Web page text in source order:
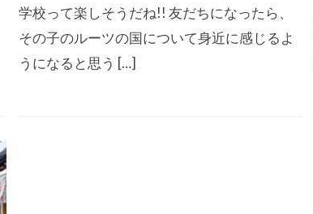
学校って楽しそうだね!! 友だちになったら、
その子のルーツの国について身近に感じるよ
うになると思う […]